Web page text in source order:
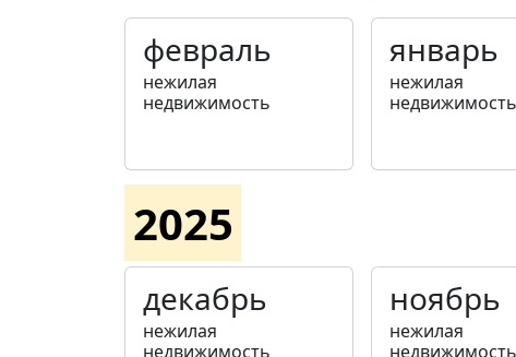
февраль
нежилая
недвижимость
январь
нежилая
недвижимость
2025
декабрь
нежилая
недвижимость
ноябрь
нежилая
недвижимость